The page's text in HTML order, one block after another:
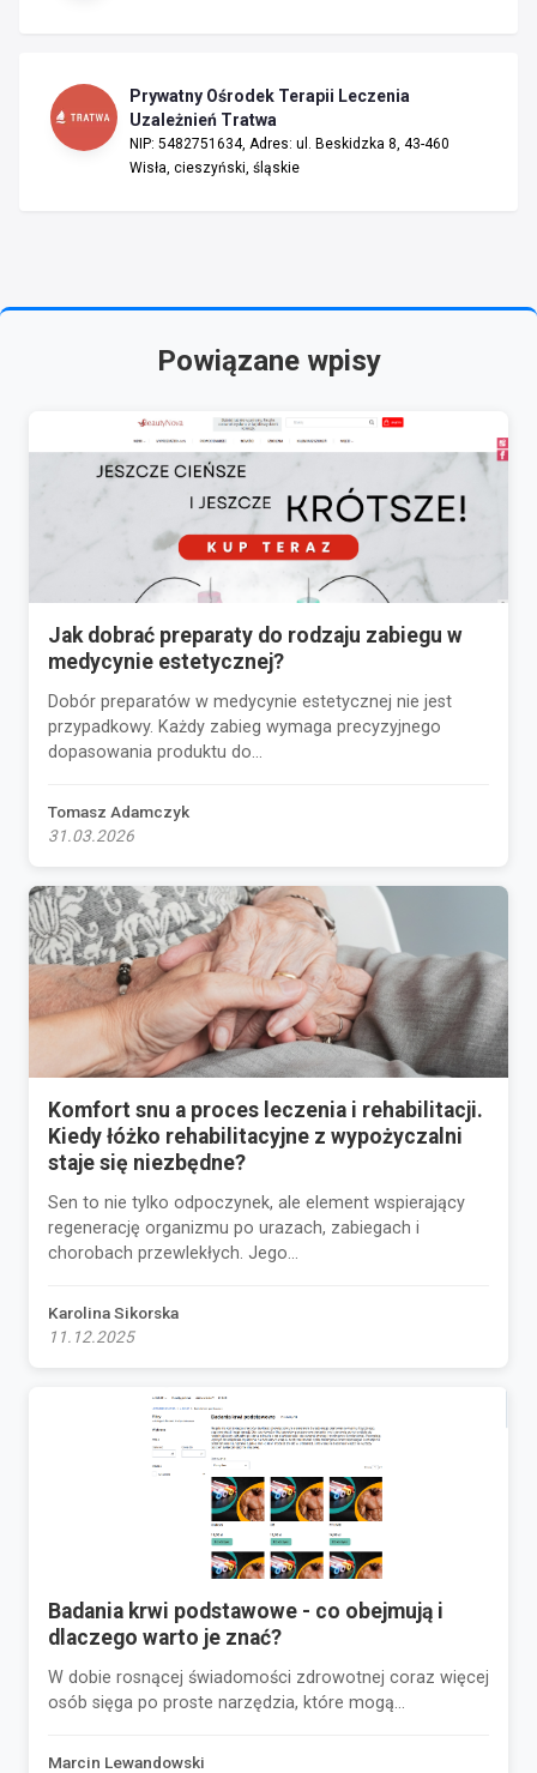
Prywatny Ośrodek Terapii Leczenia
Uzależnień Tratwa
NIP: 5482751634, Adres: ul. Beskidzka 8, 43-460
Wisła, cieszyński, śląskie
Powiązane wpisy
Jak dobrać preparaty do rodzaju zabiegu w
medycynie estetycznej?
Dobór preparatów w medycynie estetycznej nie jest
przypadkowy. Każdy zabieg wymaga precyzyjnego
dopasowania produktu do...
Tomasz Adamczyk
31.03.2026
Komfort snu a proces leczenia i rehabilitacji.
Kiedy łóżko rehabilitacyjne z wypożyczalni
staje się niezbędne?
Sen to nie tylko odpoczynek, ale element wspierający
regenerację organizmu po urazach, zabiegach i
chorobach przewlekłych. Jego...
Karolina Sikorska
11.12.2025
Badania krwi podstawowe - co obejmują i
dlaczego warto je znać?
W dobie rosnącej świadomości zdrowotnej coraz więcej
osób sięga po proste narzędzia, które mogą...
Marcin Lewandowski